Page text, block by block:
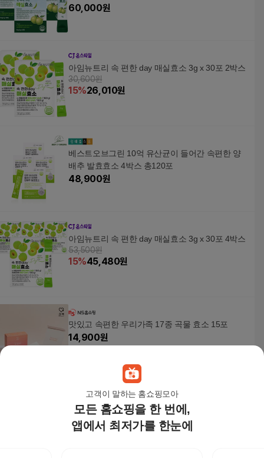
고객이 말하는 홈쇼핑모아
모든 홈쇼핑을 한 번에,
앱에서 최저가를 한눈에
60,000원
아임뉴트리 속 편한 day 매실효소 3g x 30포 2박스
30,600원
15%26,010원
베스트오브그린 10억 유산균이 들어간 속편한 양
배추 발효효소 4박스 총120포
48,900원
아임뉴트리 속 편한 day 매실효소 3g x 30포 4박스
53,500원
15%45,480원
맛있고 속편한 우리가족 17종 곡물 효소 15포
14,900원
맛있고 속편한 우리가족 17종 곡물 효소 100포x2
박스
198,000